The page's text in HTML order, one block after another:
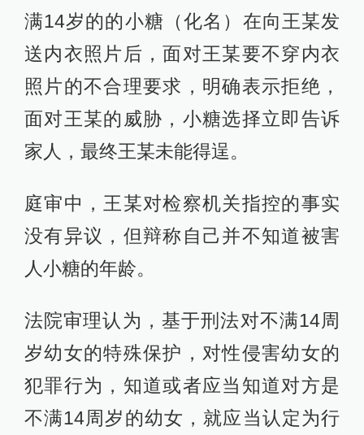
满14岁的的小糖（化名）在向王某发
送内衣照片后，面对王某要不穿内衣
照片的不合理要求，明确表示拒绝，
面对王某的威胁，小糖选择立即告诉
家人，最终王某未能得逞。
庭审中，王某对检察机关指控的事实
没有异议，但辩称自己并不知道被害
人小糖的年龄。
法院审理认为，基于刑法对不满14周
岁幼女的特殊保护，对性侵害幼女的
犯罪行为，知道或者应当知道对方是
不满14周岁的幼女，就应当认定为行